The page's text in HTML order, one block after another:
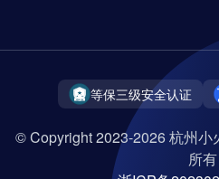
等保三级安全认证
© Copyright 2023-2026 杭州小
所有